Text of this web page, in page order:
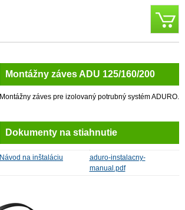
Montážny záves ADU 125/160/200
Montážny záves pre izolovaný potrubný systém ADURO.
Dokumenty na stiahnutie
Návod na inštaláciu
aduro-instalacny-
manual.pdf